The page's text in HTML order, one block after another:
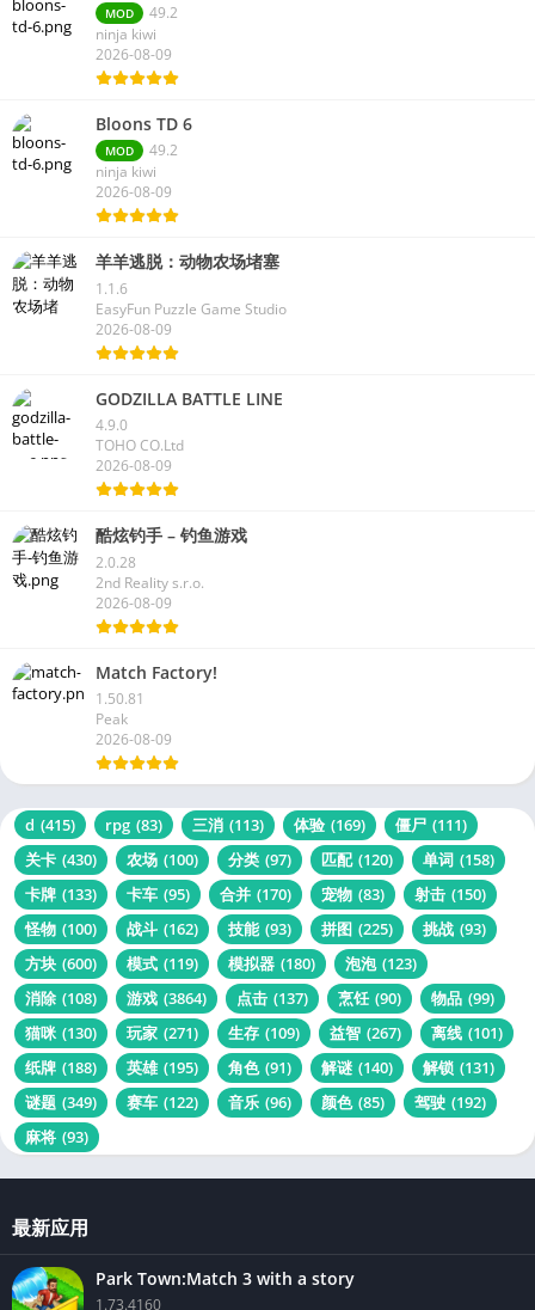
MOD
49.2
ninja kiwi
2026-08-09
Bloons TD 6
MOD
49.2
ninja kiwi
2026-08-09
羊羊逃脱：动物农场堵塞
1.1.6
EasyFun Puzzle Game Studio
2026-08-09
GODZILLA BATTLE LINE
4.9.0
TOHO CO.Ltd
2026-08-09
酷炫钓手 – 钓鱼游戏
2.0.28
2nd Reality s.r.o.
2026-08-09
Match Factory!
1.50.81
Peak
2026-08-09
d (415) rpg (83) 三消 (113) 体验 (169) 僵尸 (111)
关卡 (430) 农场 (100) 分类 (97) 匹配 (120) 单词 (158)
卡牌 (133) 卡车 (95) 合并 (170) 宠物 (83) 射击 (150)
怪物 (100) 战斗 (162) 技能 (93) 拼图 (225) 挑战 (93)
方块 (600) 模式 (119) 模拟器 (180) 泡泡 (123)
消除 (108) 游戏 (3864) 点击 (137) 烹饪 (90) 物品 (99)
猫咪 (130) 玩家 (271) 生存 (109) 益智 (267) 离线 (101)
纸牌 (188) 英雄 (195) 角色 (91) 解谜 (140) 解锁 (131)
谜题 (349) 赛车 (122) 音乐 (96) 颜色 (85) 驾驶 (192)
麻将 (93)
最新应用
Park Town:Match 3 with a story
1.73.4160